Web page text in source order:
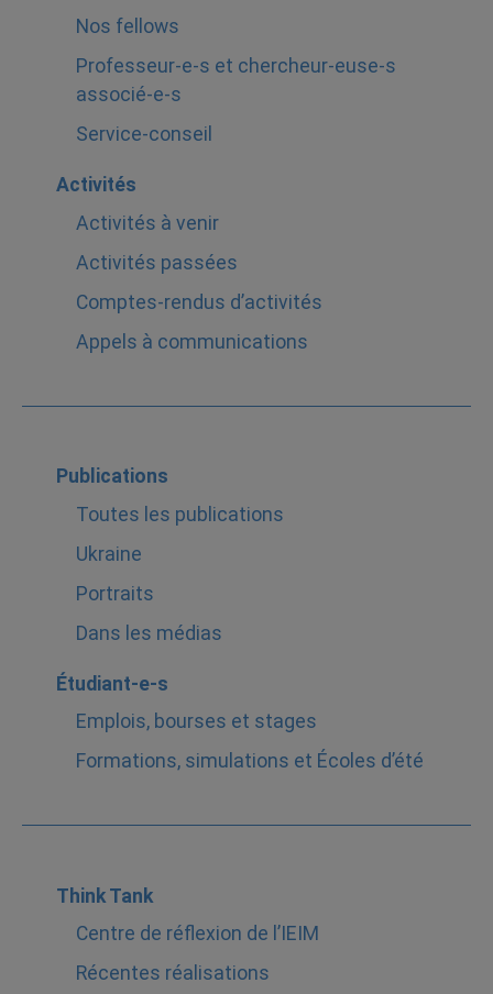
Nos fellows
Professeur-e-s et chercheur-euse-s
associé-e-s
Service-conseil
Activités
Activités à venir
Activités passées
Comptes-rendus d’activités
Appels à communications
Publications
Toutes les publications
Ukraine
Portraits
Dans les médias
Étudiant-e-s
Emplois, bourses et stages
Formations, simulations et Écoles d’été
Think Tank
Centre de réflexion de l’IEIM
Récentes réalisations